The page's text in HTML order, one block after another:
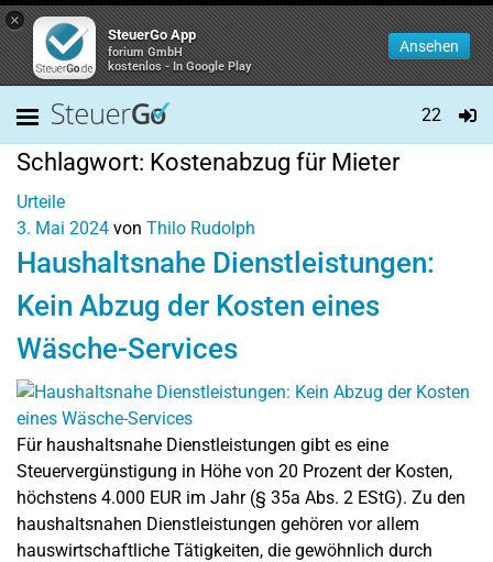
×
SteuerGo App
forium GmbH
kostenlos - In Google Play
Ansehen
22
Schlagwort: Kostenabzug für Mieter
Urteile
3. Mai 2024 von Thilo Rudolph
Haushaltsnahe Dienstleistungen:
Kein Abzug der Kosten eines
Wäsche-Services
Für haushaltsnahe Dienstleistungen gibt es eine
Steuervergünstigung in Höhe von 20 Prozent der Kosten,
höchstens 4.000 EUR im Jahr (§ 35a Abs. 2 EStG). Zu den
haushaltsnahen Dienstleistungen gehören vor allem
hauswirtschaftliche Tätigkeiten, die gewöhnlich durch